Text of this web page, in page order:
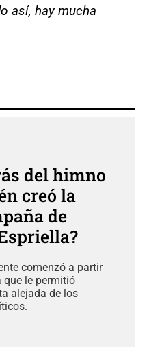
así, hay mucha
del himno
creó la
de
comenzó a partir
le permitió
alejada de los